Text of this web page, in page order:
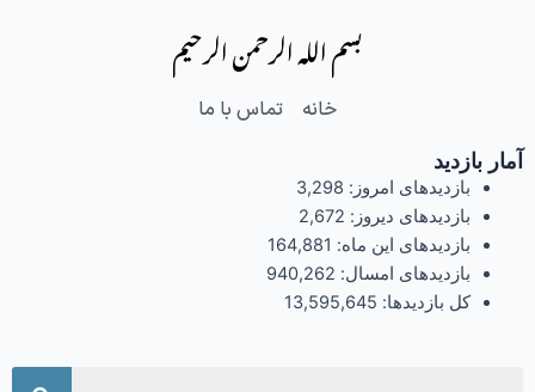
بسم الله الرحمن الرحیم
خانه تماس با ما
آمار بازدید
بازدیدهای امروز: 3,298
بازدیدهای دیروز: 2,672
بازدیدهای این ماه: 164,881
بازدیدهای امسال: 940,262
کل بازدیدها: 13,595,645